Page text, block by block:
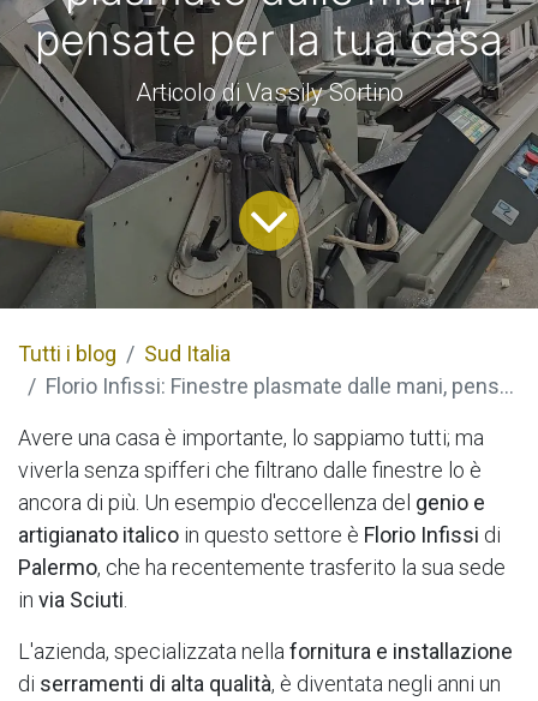
pensate per la tua casa
Articolo di Vassily Sortino
Tutti i blog
Sud Italia
Florio Infissi: Finestre plasmate dalle mani, pensate per la tua casa
Avere una casa è importante, lo sappiamo tutti; ma
viverla senza spifferi che filtrano dalle finestre lo è
ancora di più. Un esempio d'eccellenza del genio e
artigianato italico in questo settore è Florio Infissi di
Palermo, che ha recentemente trasferito la sua sede
in via Sciuti
L'azienda, specializzata nella fornitura e installazione
di serramenti di alta qualità, è diventata negli anni un